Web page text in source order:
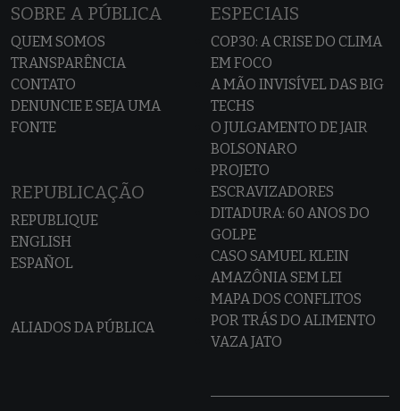
SOBRE A PÚBLICA
QUEM SOMOS
TRANSPARÊNCIA
CONTATO
DENUNCIE E SEJA UMA
FONTE
REPUBLICAÇÃO
REPUBLIQUE
ENGLISH
ESPAÑOL
ALIADOS DA PÚBLICA
ESPECIAIS
COP30: A CRISE DO CLIMA
EM FOCO
A MÃO INVISÍVEL DAS BIG
TECHS
O JULGAMENTO DE JAIR
BOLSONARO
PROJETO
ESCRAVIZADORES
DITADURA: 60 ANOS DO
GOLPE
CASO SAMUEL KLEIN
AMAZÔNIA SEM LEI
MAPA DOS CONFLITOS
POR TRÁS DO ALIMENTO
VAZA JATO